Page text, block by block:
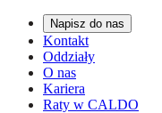
Napisz do nas
Kontakt
Oddziały
O nas
Kariera
Raty w CALDO